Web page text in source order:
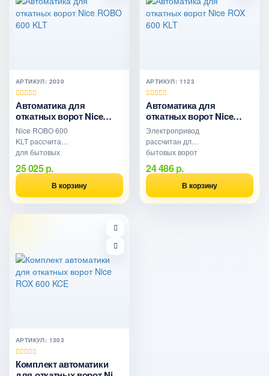
АРТИКУЛ: 2030
Автоматика для
откатных ворот Nice
ROBO 600 KLT
Nice ROBO 600
KLT рассчитан
для бытовых
ворот весом до
600 кг. Имеет
качественные
и надежные
механич..
25 025 р.
В корзину
АРТИКУЛ: 1123
Автоматика для
откатных ворот Nice
ROX 600 KLT
Электропривод
рассчитан для
бытовых ворот
весом до 600
кг. Имеет
качественные
и надежные
механически..
24 486 р.
В корзину
АРТИКУЛ: 1303
Комплект автоматики